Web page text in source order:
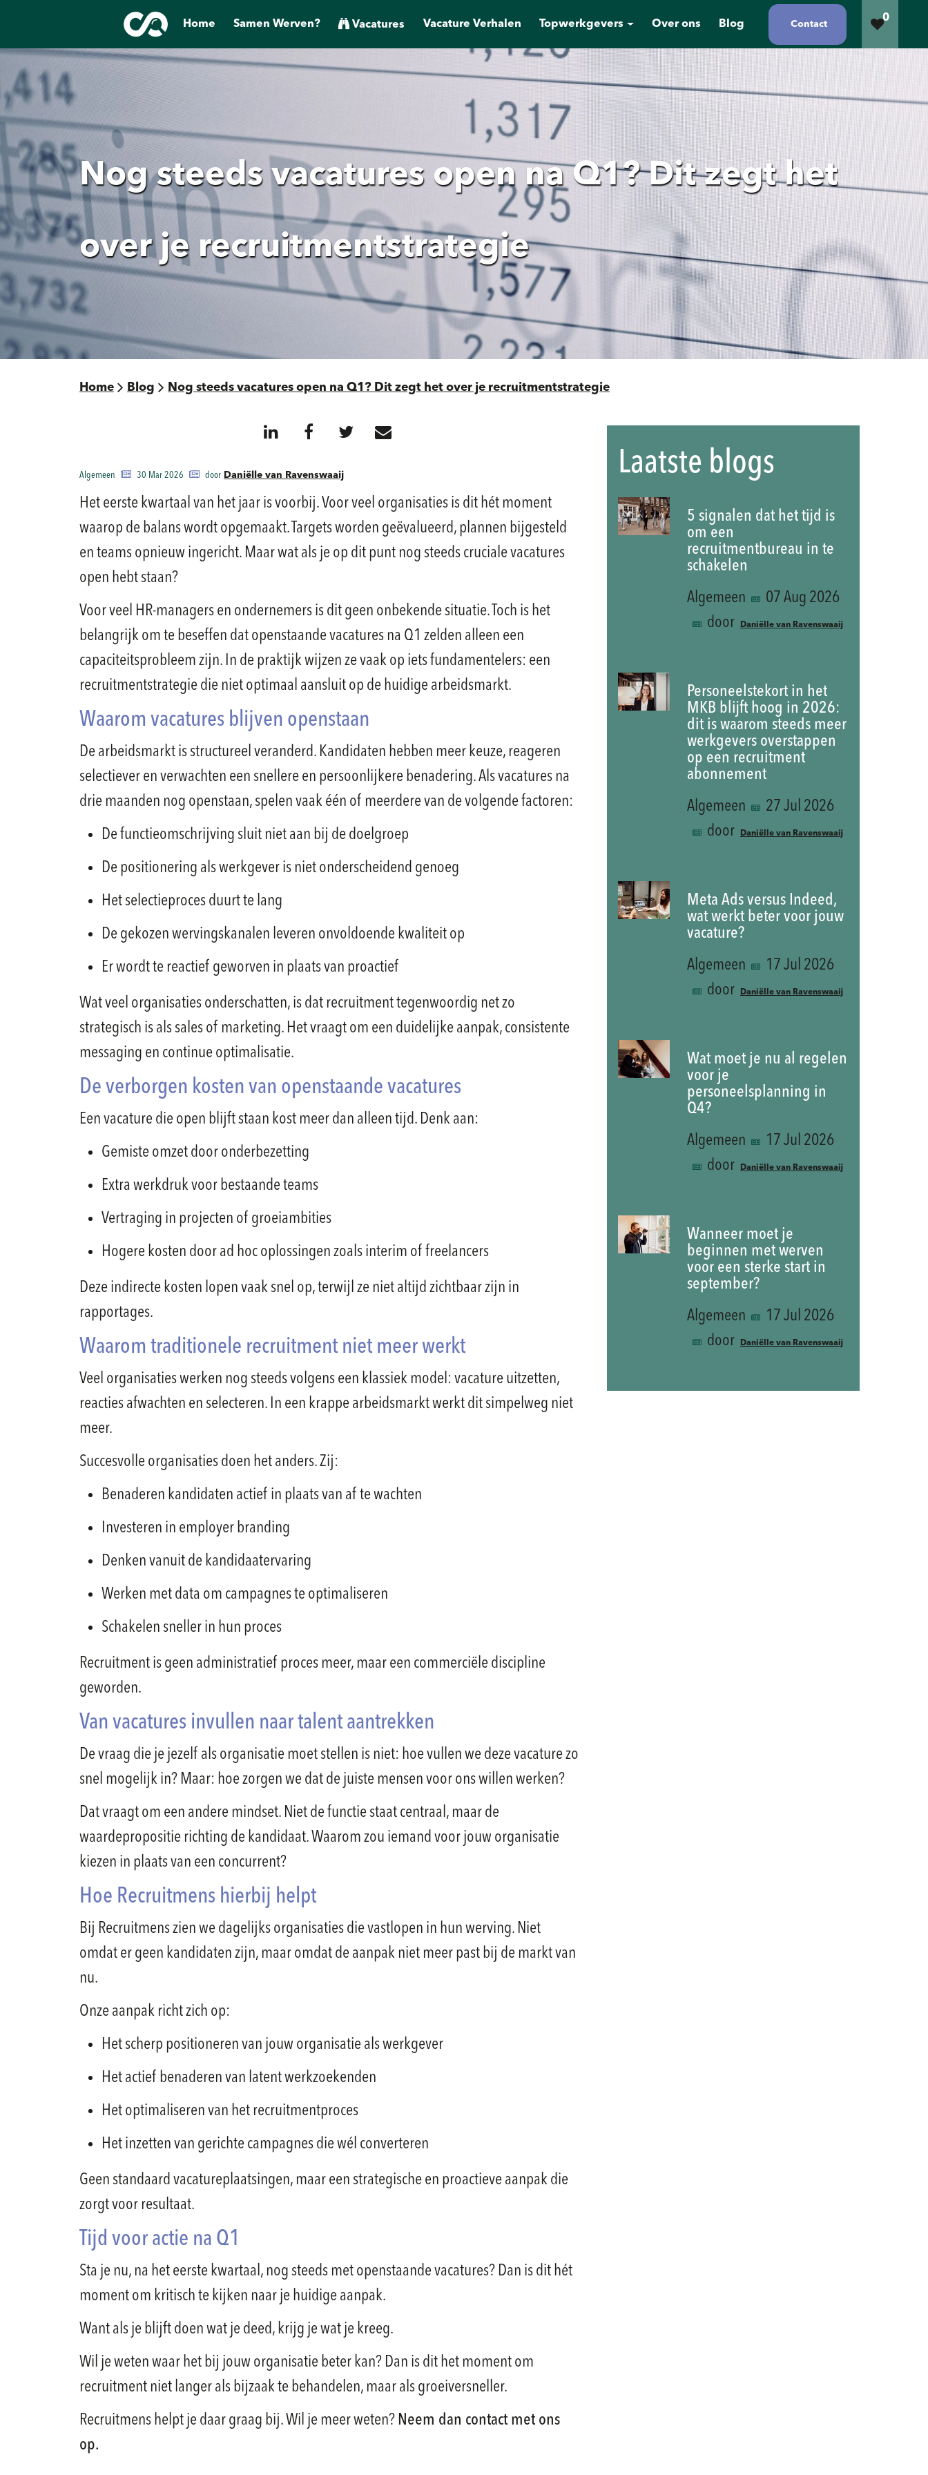
Home Samen Werven? Vacatures Vacature Verhalen Topwerkgevers Over ons Blog Contact
0
Nog steeds vacatures open na Q1? Dit zegt het
over je recruitmentstrategie
Home Blog Nog steeds vacatures open na Q1? Dit zegt het over je recruitmentstrategie
Algemeen 30 Mar 2026 door Daniëlle van Ravenswaaij
Het eerste kwartaal van het jaar is voorbij. Voor veel organisaties is dit hét moment
waarop de balans wordt opgemaakt. Targets worden geëvalueerd, plannen bijgesteld
en teams opnieuw ingericht. Maar wat als je op dit punt nog steeds cruciale vacatures
open hebt staan?
Voor veel HR-managers en ondernemers is dit geen onbekende situatie. Toch is het
belangrijk om te beseffen dat openstaande vacatures na Q1 zelden alleen een
capaciteitsprobleem zijn. In de praktijk wijzen ze vaak op iets fundamentelers: een
recruitmentstrategie die niet optimaal aansluit op de huidige arbeidsmarkt.
Waarom vacatures blijven openstaan
De arbeidsmarkt is structureel veranderd. Kandidaten hebben meer keuze, reageren
selectiever en verwachten een snellere en persoonlijkere benadering. Als vacatures na
drie maanden nog openstaan, spelen vaak één of meerdere van de volgende factoren:
De functieomschrijving sluit niet aan bij de doelgroep
De positionering als werkgever is niet onderscheidend genoeg
Het selectieproces duurt te lang
De gekozen wervingskanalen leveren onvoldoende kwaliteit op
Er wordt te reactief geworven in plaats van proactief
Wat veel organisaties onderschatten, is dat recruitment tegenwoordig net zo
strategisch is als sales of marketing. Het vraagt om een duidelijke aanpak, consistente
messaging en continue optimalisatie.
De verborgen kosten van openstaande vacatures
Een vacature die open blijft staan kost meer dan alleen tijd. Denk aan:
Gemiste omzet door onderbezetting
Extra werkdruk voor bestaande teams
Vertraging in projecten of groeiambities
Hogere kosten door ad hoc oplossingen zoals interim of freelancers
Deze indirecte kosten lopen vaak snel op, terwijl ze niet altijd zichtbaar zijn in
rapportages.
Waarom traditionele recruitment niet meer werkt
Veel organisaties werken nog steeds volgens een klassiek model: vacature uitzetten,
reacties afwachten en selecteren. In een krappe arbeidsmarkt werkt dit simpelweg niet
meer.
Succesvolle organisaties doen het anders. Zij:
Benaderen kandidaten actief in plaats van af te wachten
Investeren in employer branding
Denken vanuit de kandidaatervaring
Werken met data om campagnes te optimaliseren
Schakelen sneller in hun proces
Recruitment is geen administratief proces meer, maar een commerciële discipline
geworden.
Van vacatures invullen naar talent aantrekken
De vraag die je jezelf als organisatie moet stellen is niet: hoe vullen we deze vacature zo
snel mogelijk in? Maar: hoe zorgen we dat de juiste mensen voor ons willen werken?
Dat vraagt om een andere mindset. Niet de functie staat centraal, maar de
waardepropositie richting de kandidaat. Waarom zou iemand voor jouw organisatie
kiezen in plaats van een concurrent?
Hoe Recruitmens hierbij helpt
Bij Recruitmens zien we dagelijks organisaties die vastlopen in hun werving. Niet
omdat er geen kandidaten zijn, maar omdat de aanpak niet meer past bij de markt van
nu.
Onze aanpak richt zich op:
Het scherp positioneren van jouw organisatie als werkgever
Het actief benaderen van latent werkzoekenden
Het optimaliseren van het recruitmentproces
Het inzetten van gerichte campagnes die wél converteren
Geen standaard vacatureplaatsingen, maar een strategische en proactieve aanpak die
zorgt voor resultaat.
Tijd voor actie na Q1
Sta je nu, na het eerste kwartaal, nog steeds met openstaande vacatures? Dan is dit hét
moment om kritisch te kijken naar je huidige aanpak.
Want als je blijft doen wat je deed, krijg je wat je kreeg.
Wil je weten waar het bij jouw organisatie beter kan? Dan is dit het moment om
recruitment niet langer als bijzaak te behandelen, maar als groeiversneller.
Recruitmens helpt je daar graag bij. Wil je meer weten? Neem dan contact met ons
op.
Laatste blogs
5 signalen dat het tijd is
om een
recruitmentbureau in te
schakelen
Algemeen
07 Aug 2026
door
Daniëlle van Ravenswaaij
Personeelstekort in het
MKB blijft hoog in 2026:
dit is waarom steeds meer
werkgevers overstappen
op een recruitment
abonnement
Algemeen
27 Jul 2026
door
Daniëlle van Ravenswaaij
Meta Ads versus Indeed,
wat werkt beter voor jouw
vacature?
Algemeen
17 Jul 2026
door
Daniëlle van Ravenswaaij
Wat moet je nu al regelen
voor je
personeelsplanning in
Q4?
Algemeen
17 Jul 2026
door
Daniëlle van Ravenswaaij
Wanneer moet je
beginnen met werven
voor een sterke start in
september?
Algemeen
17 Jul 2026
door
Daniëlle van Ravenswaaij